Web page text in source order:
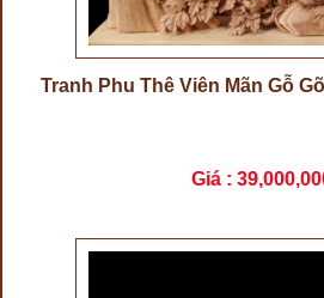
Tranh Phu Thê Viên Mãn Gỗ
Giá :